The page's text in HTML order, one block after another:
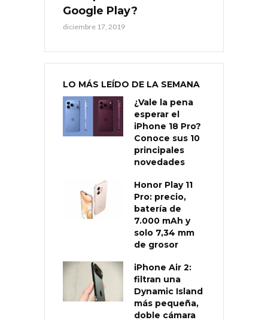
Google Play?
diciembre 17, 2019
LO MÁS LEÍDO DE LA SEMANA
¿Vale la pena
esperar el
iPhone 18 Pro?
Conoce sus 10
principales
novedades
Honor Play 11
Pro: precio,
batería de
7.000 mAh y
solo 7,34 mm
de grosor
iPhone Air 2:
filtran una
Dynamic Island
más pequeña,
doble cámara